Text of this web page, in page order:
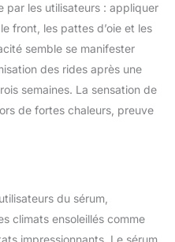
par les utilisateurs : appliquer
front, les pattes d’oie et les
semble se manifester
des rides après une
semaines. La sensation de
de fortes chaleurs, preuve
du sérum,
climats ensoleillés comme